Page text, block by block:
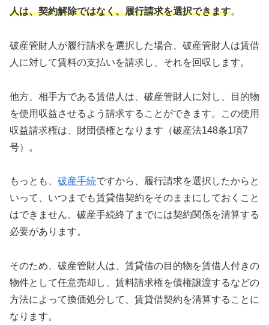
人は、契約解除ではなく、履行請求を選択できます。
破産管財人が履行請求を選択した場合、破産管財人は賃借
人に対して賃料の支払いを請求し、それを回収します。
他方、相手方である賃借人は、破産管財人に対し、目的物
を使用収益させるよう請求することができます。この使用
収益請求権は、財団債権となります（破産法148条1項7
号）。
もっとも、 破産手続ですから、履行請求を選択したからと
いって、いつまでも賃貸借契約をそのままにしておくこと
はできません。破産手続終了までには契約関係を清算する
必要があります。
そのため、破産管財人は、賃貸借の目的物を賃借人付きの
物件として任意売却し、賃料請求権を債権譲渡するなどの
方法によって換価処分して、賃貸借契約を清算することに
なります。